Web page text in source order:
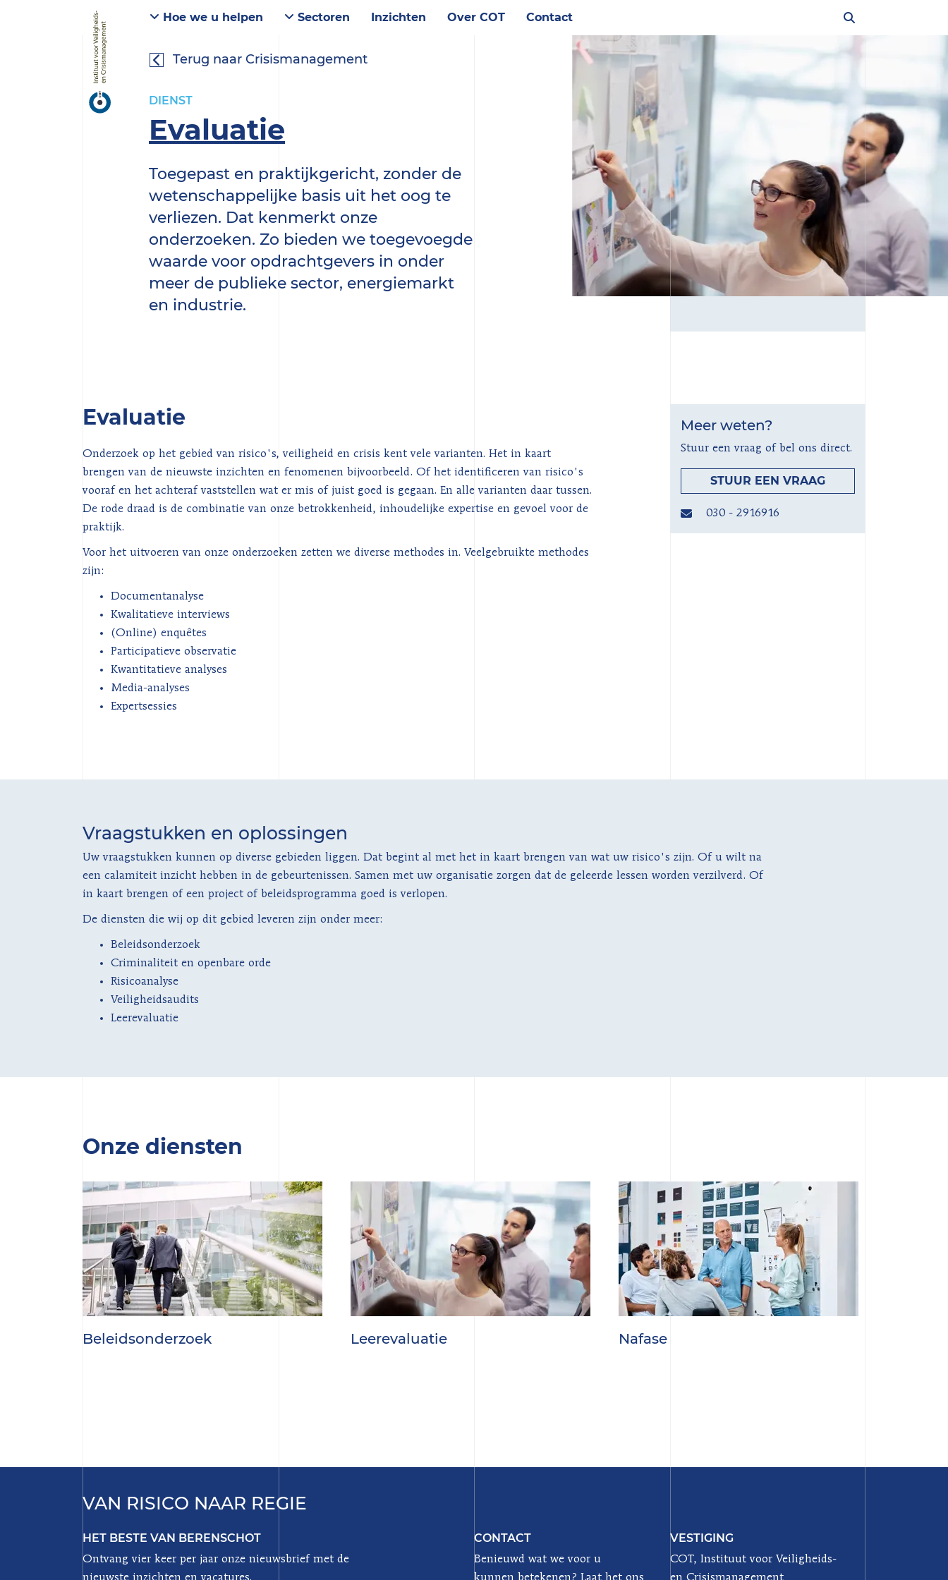
Hoe we u helpen Sectoren Inzichten Over COT Contact
Terug naar Crisismanagement
DIENST
Evaluatie
Toegepast en praktijkgericht, zonder de
wetenschappelijke basis uit het oog te
verliezen. Dat kenmerkt onze
onderzoeken. Zo bieden we toegevoegde
waarde voor opdrachtgevers in onder
meer de publieke sector, energiemarkt
en industrie.
Evaluatie
Onderzoek op het gebied van risico's, veiligheid en crisis kent vele varianten. Het in kaart
brengen van de nieuwste inzichten en fenomenen bijvoorbeeld. Of het identificeren van risico's
vooraf en het achteraf vaststellen wat er mis of juist goed is gegaan. En alle varianten daar tussen.
De rode draad is de combinatie van onze betrokkenheid, inhoudelijke expertise en gevoel voor de
praktijk.
Voor het uitvoeren van onze onderzoeken zetten we diverse methodes in. Veelgebruikte methodes
zijn:
Documentanalyse
Kwalitatieve interviews
(Online) enquêtes
Participatieve observatie
Kwantitatieve analyses
Media-analyses
Expertsessies
Meer weten?
Stuur een vraag of bel ons direct.
STUUR EEN VRAAG
030 - 2916916
Vraagstukken en oplossingen
Uw vraagstukken kunnen op diverse gebieden liggen. Dat begint al met het in kaart brengen van wat uw risico's zijn. Of u wilt na
een calamiteit inzicht hebben in de gebeurtenissen. Samen met uw organisatie zorgen dat de geleerde lessen worden verzilverd. Of
in kaart brengen of een project of beleidsprogramma goed is verlopen.
De diensten die wij op dit gebied leveren zijn onder meer:
Beleidsonderzoek
Criminaliteit en openbare orde
Risicoanalyse
Veiligheidsaudits
Leerevaluatie
Onze diensten
Beleidsonderzoek Leerevaluatie Nafase
VAN RISICO NAAR REGIE
HET BESTE VAN BERENSCHOT
Ontvang vier keer per jaar onze nieuwsbrief met de
CONTACT
Benieuwd wat we voor u
VESTIGING
COT, Instituut voor Veiligheids-